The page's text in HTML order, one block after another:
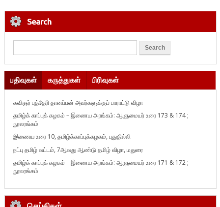
Search
பதிவுகள் கருத்துகள் பிரிவுகள்
கவிஞர் புத்தேரி தானப்பன் அவர்களுக்குப் பாராட்டு விழா
தமிழ்க் காப்புக் கழகம் – இணைய அரங்கம்: ஆளுமையர் உரை 173 & 174 ;
நூலரங்கம்
இணைய உரை 10, தமிழ்க்காப்புக்கழகம், புதுதில்லி
நட்பு தமிழ் வட்டம், 7ஆவது ஆண்டு தமிழ் விழா, மதுரை
தமிழ்க் காப்புக் கழகம் – இணைய அரங்கம்: ஆளுமையர் உரை 171 & 172 ;
நூலரங்கம்